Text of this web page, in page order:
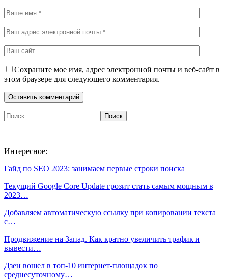
Сохраните мое имя, адрес электронной почты и веб-сайт в
этом браузере для следующего комментария.
Интересное:
Гайд по SEO 2023: занимаем первые строки поиска
Текущий Google Core Update грозит стать самым мощным в
2023…
Добавляем автоматическую ссылку при копировании текста
с…
Продвижение на Запад. Как кратно увеличить трафик и
вывести…
Дзен вошел в топ-10 интернет-площадок по
среднесуточному…